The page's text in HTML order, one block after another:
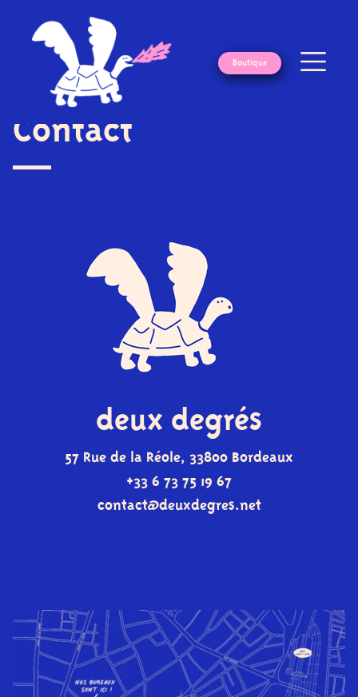
Boutique
contact
deux degrés
57 Rue de la Réole, 33800 Bordeaux
+33 6 73 75 19 67
contact@deuxdegres.net